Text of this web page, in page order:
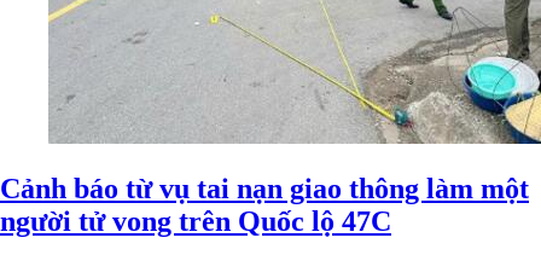
Cảnh báo từ vụ tai nạn giao thông làm một
người tử vong trên Quốc lộ 47C